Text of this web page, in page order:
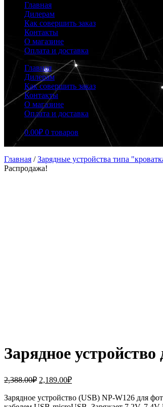
Главная
Дилерам
Как совершить заказ
Контакты
О магазине
Оплата и доставка
Главная
Дилерам
Как совершить заказ
Контакты
О магазине
Оплата и доставка
0.00₽ 0 товаров
Главная /Зарядные устройства типа
Распродажа!
Зарядное
2,388.00₽ Первоначальная
составляла
2,189.00₽Текущая
2,189.00₽.
Зарядное устройство (USB) NP-W126 для